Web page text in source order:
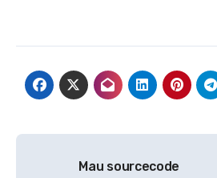
Mau sourcecode